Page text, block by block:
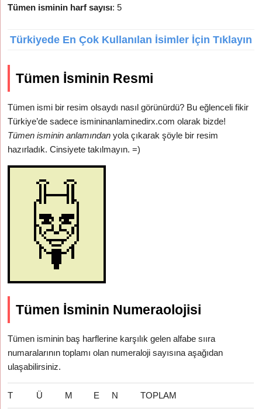
Tümen isminin harf sayısı: 5
Türkiyede En Çok Kullanılan İsimler İçin Tıklayın
Tümen İsminin Resmi
Tümen ismi bir resim olsaydı nasıl görünürdü? Bu eğlenceli fikir
Türkiye’de sadece ismininanlaminedirx.com olarak bizde!
Tümen isminin anlamından yola çıkarak şöyle bir resim
hazırladık. Cinsiyete takılmayın. =)
Tümen İsminin Numeraolojisi
Tümen isminin baş harflerine karşılık gelen alfabe sııra
numaralarının toplamı olan numeraloji sayısına aşağıdan
ulaşabilirsiniz.
T Ü M E N TOPLAM